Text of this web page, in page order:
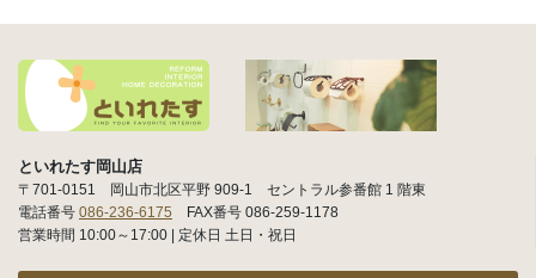
といれたす岡山店
〒701-0151 岡山市北区平野 909-1 セントラル参番館 1 階東
電話番号 086-236-6175 FAX番号 086-259-1178
営業時間 10:00～17:00 | 定休日 土日・祝日